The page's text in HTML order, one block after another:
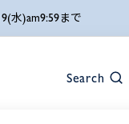
水)am9:59まで
Search